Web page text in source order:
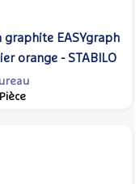
graphite EASYgraph
orange - STABILO